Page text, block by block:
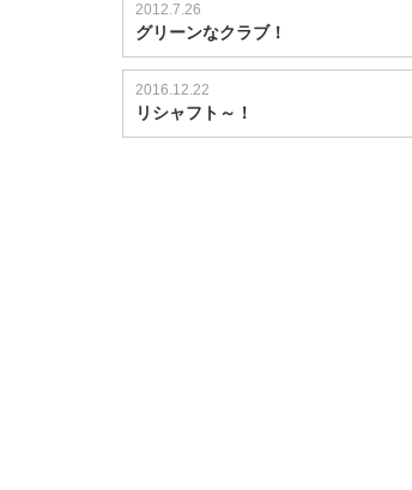
2012.7.26
グリーンなクラブ！
2016.12.22
リシャフト～！